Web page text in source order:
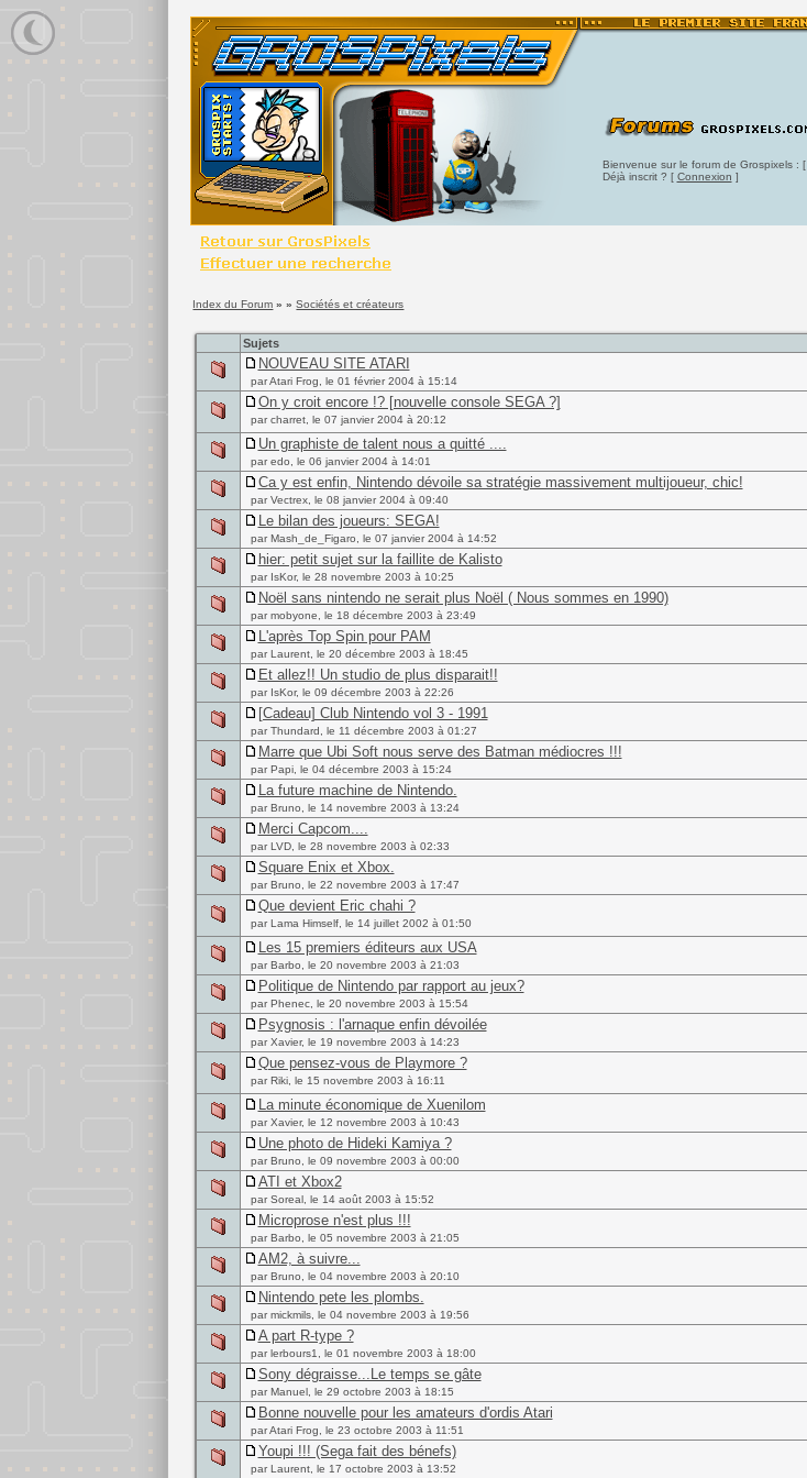
Bienvenue sur le forum de Grospixels : [
Déjà inscrit ? [ Connexion ]
Index du Forum » »Sociétés et créateurs
Sujets
NOUVEAU SITE ATARI
par Atari Frog, le 01 février 2004 à 15:14
On y croit encore !? [nouvelle console SEGA ?]
par charret, le 07 janvier 2004 à 20:12
Un graphiste de talent nous a quitté ....
par edo, le 06 janvier 2004 à 14:01
Ca y est enfin, Nintendo dévoile sa stratégie massivement multijoueur, chic!
par Vectrex, le 08 janvier 2004 à 09:40
Le bilan des joueurs: SEGA!
par Mash_de_Figaro, le 07 janvier 2004 à 14:52
hier: petit sujet sur la faillite de Kalisto
par IsKor, le 28 novembre 2003 à 10:25
Noël sans nintendo ne serait plus Noël ( Nous sommes en 1990)
par mobyone, le 18 décembre 2003 à 23:49
L'après Top Spin pour PAM
par Laurent, le 20 décembre 2003 à 18:45
Et allez!! Un studio de plus disparait!!
par IsKor, le 09 décembre 2003 à 22:26
[Cadeau] Club Nintendo vol 3 - 1991
par Thundard, le 11 décembre 2003 à 01:27
Marre que Ubi Soft nous serve des Batman médiocres !!!
par Papi, le 04 décembre 2003 à 15:24
La future machine de Nintendo.
par Bruno, le 14 novembre 2003 à 13:24
Merci Capcom....
par LVD, le 28 novembre 2003 à 02:33
Square Enix et Xbox.
par Bruno, le 22 novembre 2003 à 17:47
Que devient Eric chahi ?
par Lama Himself, le 14 juillet 2002 à 01:50
Les 15 premiers éditeurs aux USA
par Barbo, le 20 novembre 2003 à 21:03
Politique de Nintendo par rapport au jeux?
par Phenec, le 20 novembre 2003 à 15:54
Psygnosis : l'arnaque enfin dévoilée
par Xavier, le 19 novembre 2003 à 14:23
Que pensez-vous de Playmore ?
par Riki, le 15 novembre 2003 à 16:11
La minute économique de Xuenilom
par Xavier, le 12 novembre 2003 à 10:43
Une photo de Hideki Kamiya ?
par Bruno, le 09 novembre 2003 à 00:00
ATI et Xbox2
par Soreal, le 14 août 2003 à 15:52
Microprose n'est plus !!!
par Barbo, le 05 novembre 2003 à 21:05
AM2, à suivre...
par Bruno, le 04 novembre 2003 à 20:10
Nintendo pete les plombs.
par mickmils, le 04 novembre 2003 à 19:56
A part R-type ?
par lerbours1, le 01 novembre 2003 à 18:00
Sony dégraisse...Le temps se gâte
par Manuel, le 29 octobre 2003 à 18:15
Bonne nouvelle pour les amateurs d'ordis Atari
par Atari Frog, le 23 octobre 2003 à 11:51
Youpi !!! (Sega fait des bénefs)
par Laurent, le 17 octobre 2003 à 13:52